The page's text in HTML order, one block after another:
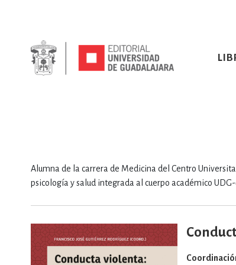
TODOS LOS LIBROS
SOBRE NOSOTROS HISTORIA
Alumna de la carrera de Medicina del Centro
psicología y salud integrada al cuerpo académico